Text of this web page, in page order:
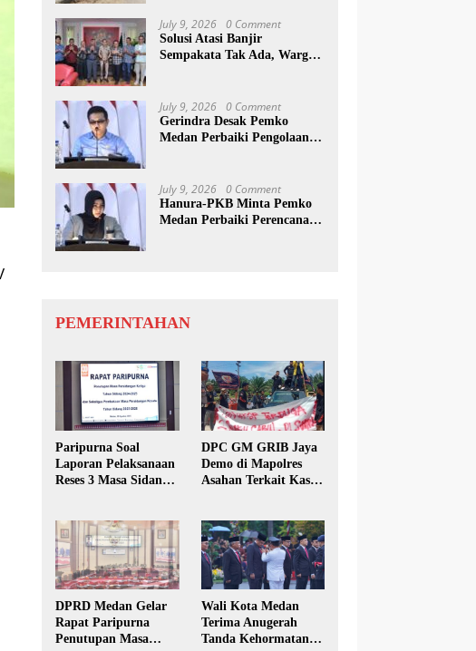
meningkatkan Kewaspadaan
July 9, 2026 0 Comment
Solusi Atasi Banjir
Sempakata Tak Ada, Warga
July 9, 2026 0 Comment
Gerindra Desak Pemko
Medan Perbaiki Pengolaan
July 9, 2026 0 Comment
Hanura-PKB Minta Pemko
Medan Perbaiki Perencanaan
PEMERINTAHAN
Paripurna Soal
Laporan Pelaksanaan
Reses 3 Masa Sidang
DPC GM GRIB Jaya
Demo di Mapolres
Asahan Terkait Kasus
DPRD Medan Gelar
Rapat Paripurna
Penutupan Masa
Wali Kota Medan
Terima Anugerah
Tanda Kehormatan